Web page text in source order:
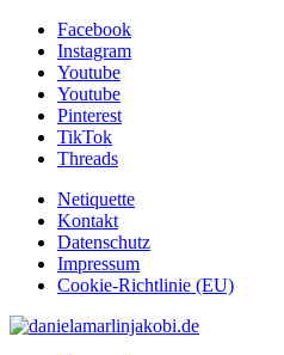
Facebook
Instagram
Youtube
Youtube
Pinterest
TikTok
Threads
Netiquette
Kontakt
Datenschutz
Impressum
Cookie-Richtlinie (EU)